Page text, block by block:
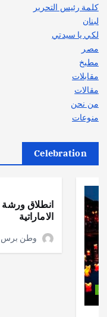
كلمة رئيس التحرير
لبنان
لكي يا سيدتي
مصر
مطبخ
مقابلات
مقالات
من نحن
منوعات
Celebration
انطلاق ورشة
الاماراتية
وطن برس